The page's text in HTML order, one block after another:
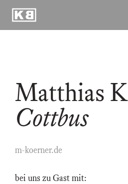
Kunstraum
Braugasse
Matthias
Cottbus
m-koerner.de
bei uns zu Gast mit: